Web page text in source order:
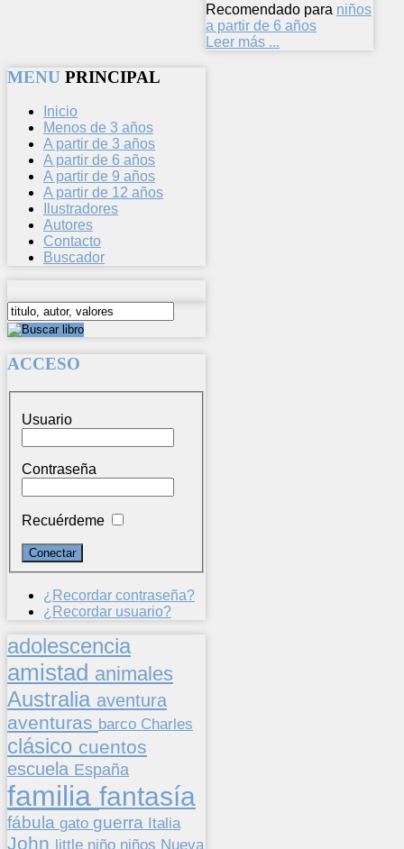
Recomendado para niños
a partir de 6 años
Leer más ...
MENU PRINCIPAL
Inicio
Menos de 3 años
A partir de 3 años
A partir de 6 años
A partir de 9 años
A partir de 12 años
Ilustradores
Autores
Contacto
Buscador
ACCESO
Usuario
Contraseña
Recuérdeme
¿Recordar contraseña?
¿Recordar usuario?
adolescencia
amistad animales
Australia aventura
aventuras barco Charles
clásico cuentos
escuela España
familia fantasía
fábula gato guerra Italia
John little niño niños Nueva